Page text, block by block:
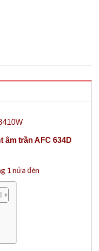
âm trần AFC 634D
1 nửa đèn